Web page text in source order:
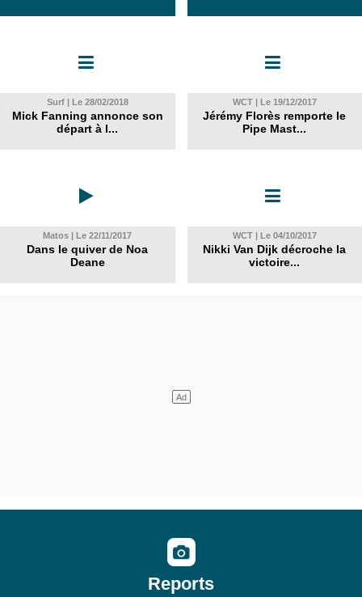
Surf | Le 28/02/2018
Mick Fanning annonce son
départ à l...
WCT | Le 19/12/2017
Jérémy Florès remporte le
Pipe Mast...
Matos | Le 22/11/2017
Dans le quiver de Noa
Deane
WCT | Le 04/10/2017
Nikki Van Dijk décroche la
victoire...
Reports